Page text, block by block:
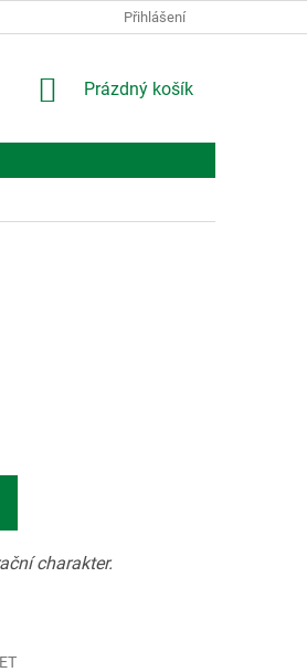
Přihlášení
NÁKUPNÍ
Prázdný košík
charakter.